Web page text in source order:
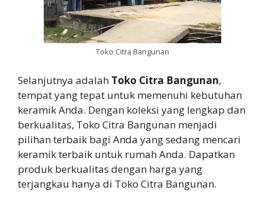
Toko Citra Bangunan
Selanjutnya adalah Toko Citra Bangunan,
tempat yang tepat untuk memenuhi kebutuhan
keramik Anda. Dengan koleksi yang lengkap dan
berkualitas, Toko Citra Bangunan menjadi
pilihan terbaik bagi Anda yang sedang mencari
keramik terbaik untuk rumah Anda. Dapatkan
produk berkualitas dengan harga yang
terjangkau hanya di Toko Citra Bangunan.